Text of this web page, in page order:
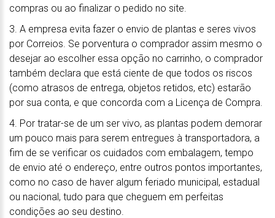
compras ou ao finalizar o pedido no site.
3. A empresa evita fazer o envio de plantas e seres vivos
por Correios. Se porventura o comprador assim mesmo o
desejar ao escolher essa opção no carrinho, o comprador
também declara que está ciente de que todos os riscos
(como atrasos de entrega, objetos retidos, etc) estarão
por sua conta, e que concorda com a Licença de Compra.
4. Por tratar-se de um ser vivo, as plantas podem demorar
um pouco mais para serem entregues à transportadora, a
fim de se verificar os cuidados com embalagem, tempo
de envio até o endereço, entre outros pontos importantes,
como no caso de haver algum feriado municipal, estadual
ou nacional, tudo para que cheguem em perfeitas
condições ao seu destino.